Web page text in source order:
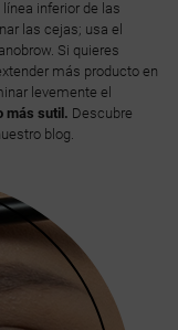
inferior de las
las cejas; usa el
Si quieres
más producto en
levemente el
más sutil. Descubre
blog.